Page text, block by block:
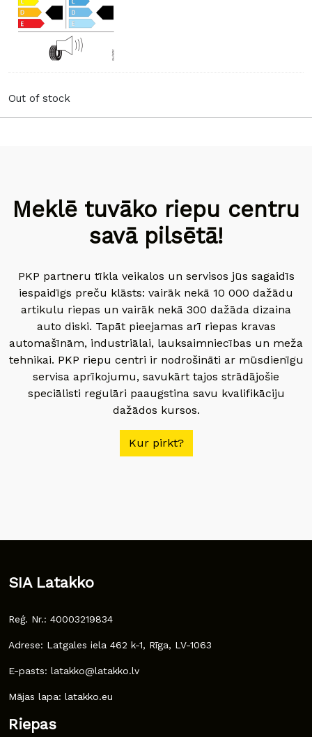
Out of stock
Meklē tuvāko riepu centru
savā pilsētā!
PKP partneru tīkla veikalos un servisos jūs sagaidīs
iespaidīgs preču klāsts: vairāk nekā 10 000 dažādu
artikulu riepas un vairāk nekā 300 dažāda dizaina
auto diski. Tapāt pieejamas arī riepas kravas
automašīnām, industriālai, lauksaimniecības un meža
tehnikai. PKP riepu centri ir nodrošināti ar mūsdienīgu
servisa aprīkojumu, savukārt tajos strādājošie
speciālisti regulāri paaugstina savu kvalifikāciju
dažādos kursos.
Kur pirkt?
SIA Latakko
Reģ. Nr.: 40003219834
Adrese: Latgales iela 462 k-1, Rīga, LV-1063
E-pasts: latakko@latakko.lv
Mājas lapa: latakko.eu
Riepas